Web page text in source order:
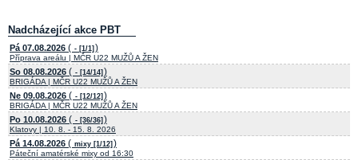
Nadcházející akce PBT
Pá 07.08.2026 ( - [1/1] )
Příprava areálu | MČR U22 MUŽŮ A ŽEN
So 08.08.2026 ( - [14/14] )
BRIGÁDA | MČR U22 MUŽŮ A ŽEN
Ne 09.08.2026 ( - [12/12] )
BRIGÁDA | MČR U22 MUŽŮ A ŽEN
Po 10.08.2026 ( - [36/36] )
Klatovy | 10. 8. - 15. 8. 2026
Pá 14.08.2026 ( mixy [1/12] )
Páteční amatérské mixy od 16:30